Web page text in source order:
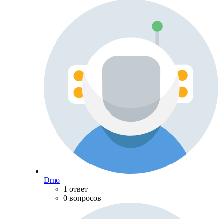
Drno
1 ответ
0 вопросов